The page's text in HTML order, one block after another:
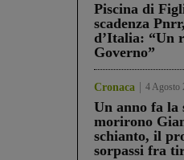
Piscina di
scadenza
d’Italia: “Un
Governo”
Cronaca 4 Agosto
Un anno fa la
morirono
schianto, il
sorpassi fra